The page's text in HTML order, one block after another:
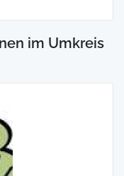
im Umkreis